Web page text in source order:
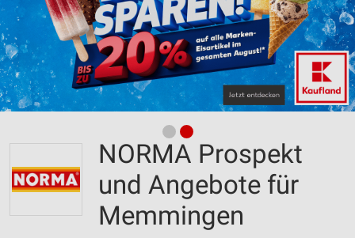
NORMA Prospekt
und Angebote für
Memmingen